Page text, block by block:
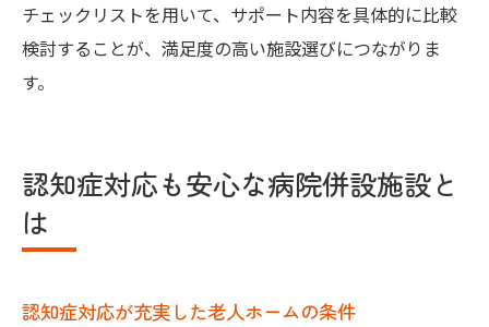
チェックリストを用いて、サポート内容を具体的に比較
検討することが、満足度の高い施設選びにつながりま
す。
認知症対応も安心な病院併設施設と
は
認知症対応が充実した老人ホームの条件